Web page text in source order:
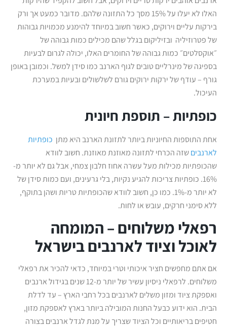
האלו לא יעלו על 15% מסך כל התזונה שלהם. מדובר כמעט אך ורק
בירקות עליים וירוקים, כאשר חשוב במיוחד להימנע מכמויות גבוהות
של פטרוזיליה ובזיליקום בגלל שהם מכילים כמות גבוהה של
״אוקסלטים״ כמות גבוהה של החומרים האלו, יכולה לגרום לבעיות
בספיגה של מינרליים טובים לגוף הארנב כמו סידן למשל. וכמובן באופן
גורף – עודף של ירקות ירוקים גורם לשלשולים ובעיות במערכת
העיכול.
כופתיות – תוספת חיונית
אחת התוספות החיוניות ביותר לתזונת הארנב היא מתן כופתיות
לארנביםשזה הכרחי לתזונה מאוזנת מאוזנת. חשוב לוודא
שהכופתיות מכילות מעל עשרה אחוז חלבון צמחי, אבל גם לא יותר מ-
16%. כופתיות צריכות להגיע נקיות, בלי גרעינים, ועם כמות סידן של
לא יותר מ-1%. כמו כן, חשוב לוודא שהכופתיות טריות ושהן בתוקף,
ללא סימני חרקים, עובש או לחות.
רפאלי משלוחים – המומחה
לאוכל וציוד לארנבים בישראל
אם אתם מחפשים חציר איכותי וטרי במיוחד, כדאי להכיר את רפאלי
משלוחים. לרפאלי ניסיון עשיר של יותר מ-12 שנים בגידול ארנבים
ואספקת ציוד ומזון משלים לארנבים בכל רחבי הארץ – עד לדלת
הבית. הוא ידוע כבעל החנות המובילה ביותר בארץ לאספקת מזון,
חטיפים בריאותיים וכל הציוד שצריך על מנת לגדל ארנבים בצורה